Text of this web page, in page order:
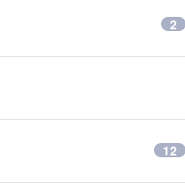
2
12